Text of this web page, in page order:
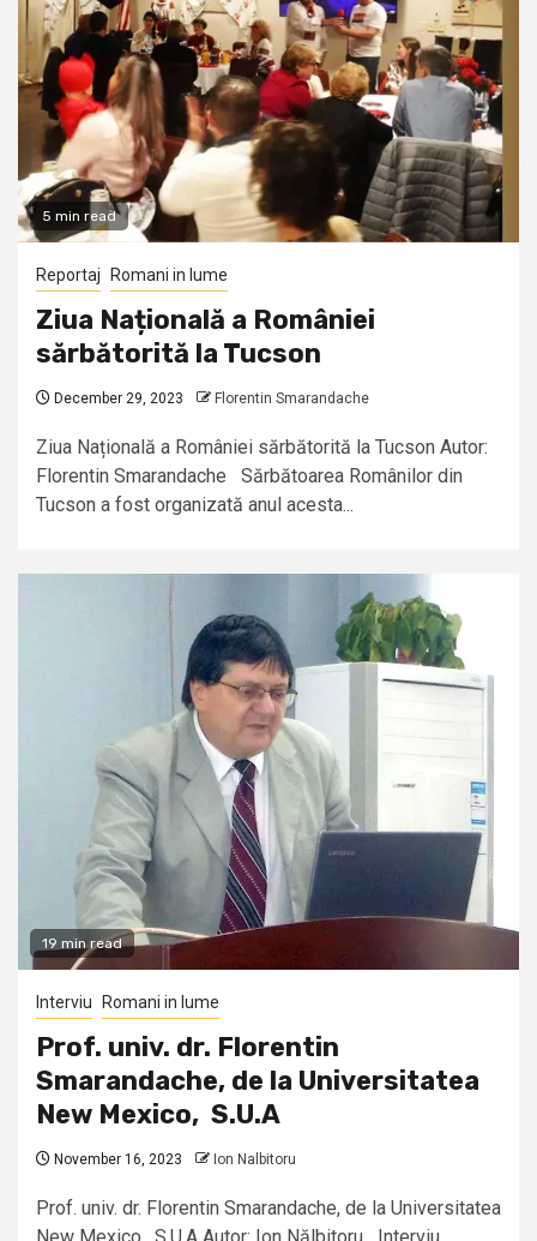
5 min read
Reportaj Romani in lume
Ziua Națională a României
sărbătorită la Tucson
December 29, 2023 Florentin Smarandache
Ziua Națională a României sărbătorită la Tucson Autor:
Florentin Smarandache Sărbătoarea Românilor din
Tucson a fost organizată anul acesta...
19 min read
Interviu Romani in lume
Prof. univ. dr. Florentin
Smarandache, de la Universitatea
New Mexico, S.U.A
November 16, 2023 Ion Nalbitoru
Prof. univ. dr. Florentin Smarandache, de la Universitatea